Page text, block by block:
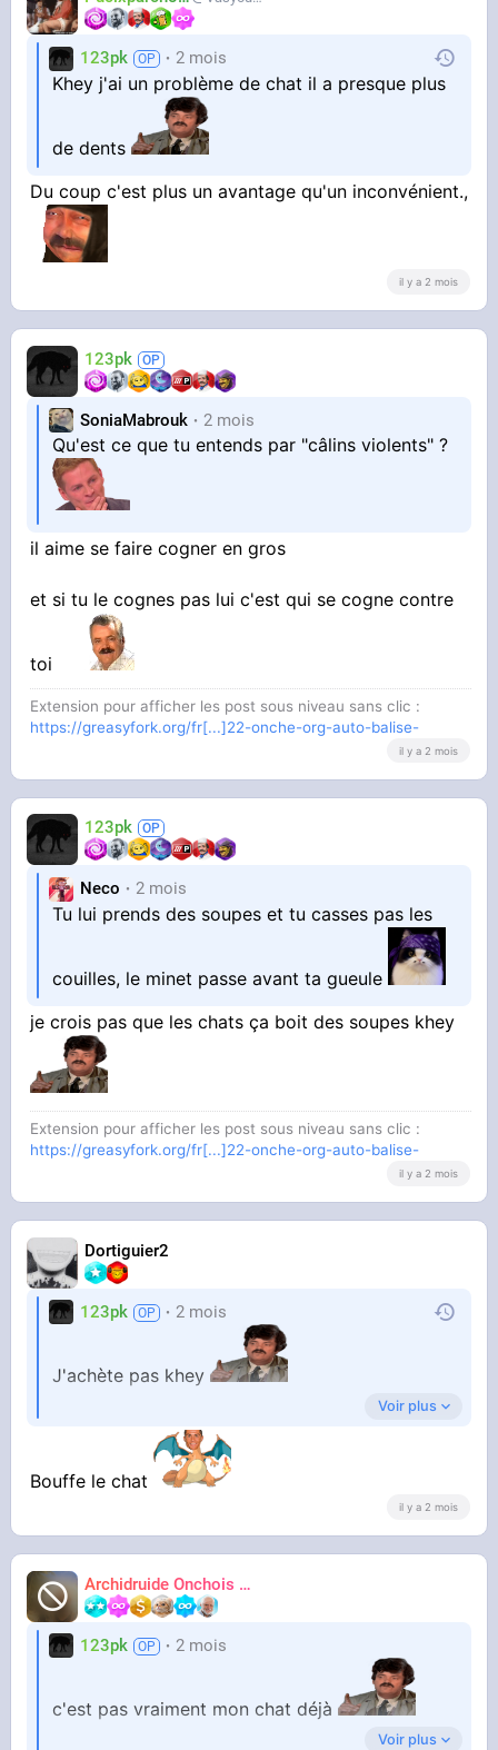
123pk 2 mois
Khey j'ai un problème de chat il a presque plus
de dents
Du coup c'est plus un avantage qu'un inconvénient.,
il y a 2 mois
123pk
SoniaMabrouk 2 mois
Qu'est ce que tu entends par "câlins violents" ?
il aime se faire cogner en gros
et si tu le cognes pas lui c'est qui se cogne contre
toi
Extension pour afficher les post sous niveau sans clic :
https://greasyfork.org/fr[...]22-onche-org-auto-balise-
il y a 2 mois
123pk
Neco 2 mois
Tu lui prends des soupes et tu casses pas les
couilles, le minet passe avant ta gueule
je crois pas que les chats ça boit des soupes khey
Extension pour afficher les post sous niveau sans clic :
https://greasyfork.org/fr[...]22-onche-org-auto-balise-
il y a 2 mois
Dortiguier2
123pk 2 mois
J'achète pas khey
C'est mon argent
Pas touche
Voir plus
Bouffe le chat
il y a 2 mois
Archidruide Onchois
🍀️🌩️🐻️
123pk 2 mois
c'est pas vraiment mon chat déjà
Voir plus